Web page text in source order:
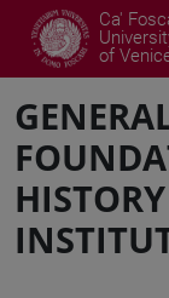
Ca'
of